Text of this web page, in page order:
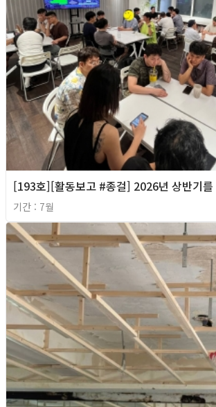
[193호][활동보고 #종걸] 2026년 상반기를
기간 : 7월